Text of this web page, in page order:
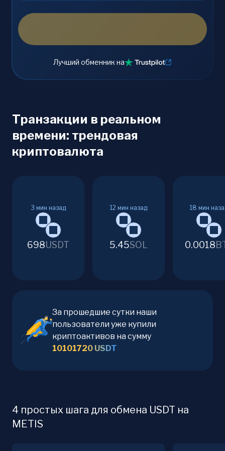
Лучший обменник на
Транзакции в реальном
времени: трендовая
криптовалюта
3 мин назад
698USDT
12 мин назад
5.45SOL
18 мин
0.0018
За прошедшие сутки наши
пользователи уже купили
криптоактивов на сумму
10101720 USDT
4 простых шага для обмена USDT на
METIS